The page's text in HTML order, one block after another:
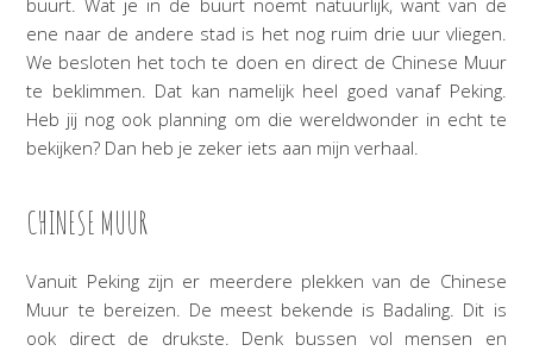
ene naar de andere stad is het nog ruim drie uur vliegen.
We besloten het toch te doen en direct de Chinese Muur
te beklimmen. Dat kan namelijk heel goed vanaf Peking.
Heb jij nog ook planning om die wereldwonder in echt te
bekijken? Dan heb je zeker iets aan mijn verhaal.
CHINESE MUUR
Vanuit Peking zijn er meerdere plekken van de Chinese
Muur te bereizen. De meest bekende is Badaling. Dit is
ook direct de drukste. Denk bussen vol mensen en